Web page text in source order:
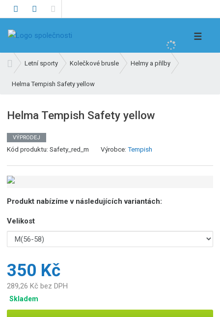
h
t
☰
v
o
í
t
r
a
Letní sporty Kolečkové brusle Helmy a přilby
Helma Tempish Safety yellow
Helma Tempish Safety yellow
VÝPRODEJ
Kód produktu:Safety_red_m Výrobce:Tempish
Produkt nabízíme v následujících variantách:
Velikost
350 Kč
289,26 Kč bez DPH
Skladem